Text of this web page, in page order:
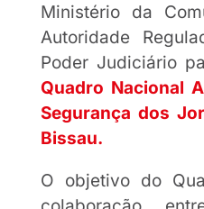
Ministério da
Autoridade
Poder Judiciário
Quadro Nacional
Segurança dos
Bissau.
O objetivo do